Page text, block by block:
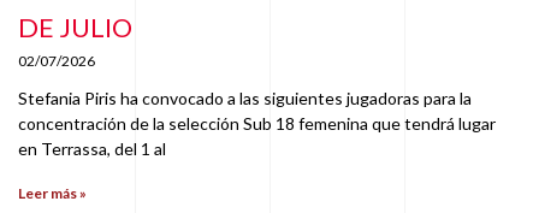
DE JULIO
02/07/2026
Stefania Piris ha convocado a las siguientes jugadoras para la
concentración de la selección Sub 18 femenina que tendrá lugar
en Terrassa, del 1 al
Leer más »